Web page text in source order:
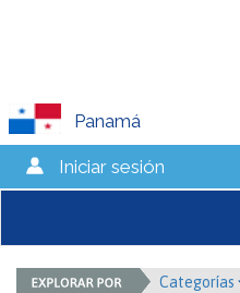
Panamá
Iniciar sesión
Categorías